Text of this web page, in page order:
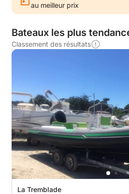
au meilleur prix
Bateaux les plus
Classement des résultats
La Tremblade